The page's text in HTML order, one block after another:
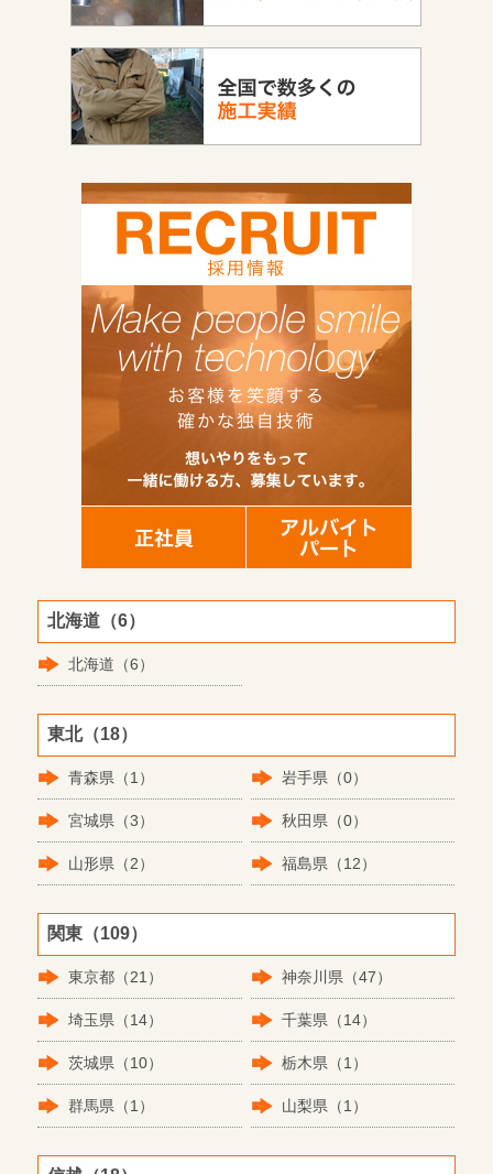
北海道（6）
北海道（6）
東北（18）
青森県（1） 岩手県（0）
宮城県（3） 秋田県（0）
山形県（2） 福島県（12）
関東（109）
東京都（21） 神奈川県（47）
埼玉県（14） 千葉県（14）
茨城県（10） 栃木県（1）
群馬県（1） 山梨県（1）